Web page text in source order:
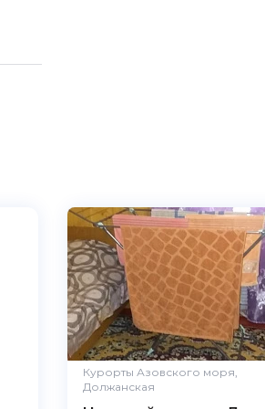
Курорты Азовского моря,
Должанская